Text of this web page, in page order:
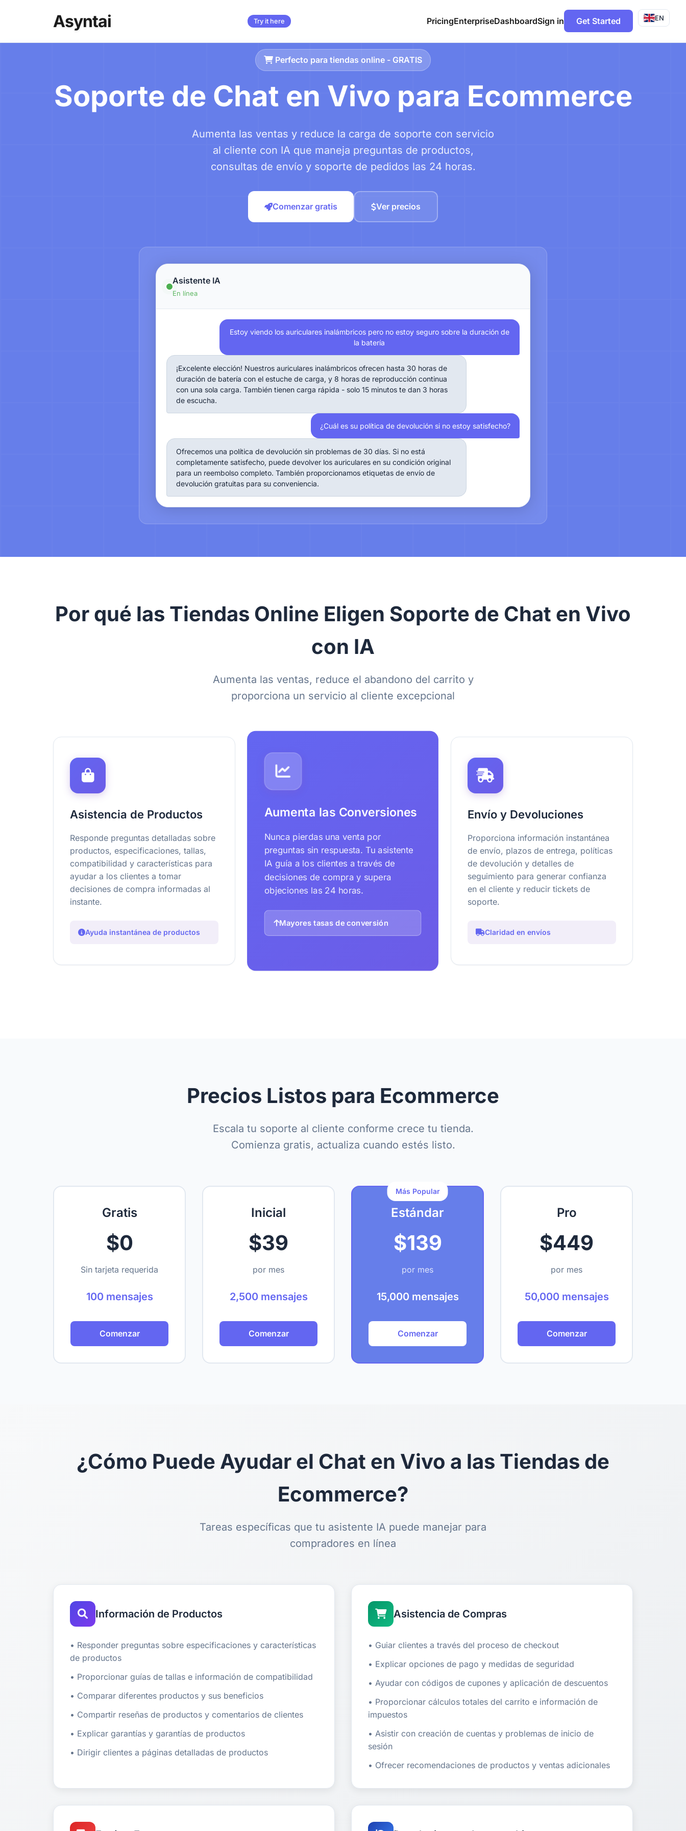
Asyntai Try it here PricingEnterpriseDashboardSign in Get Started EN
Perfecto para tiendas online - GRATIS
Soporte de Chat en Vivo para Ecommerce
Aumenta las ventas y reduce la carga de soporte con servicio
al cliente con IA que maneja preguntas de productos,
consultas de envío y soporte de pedidos las 24 horas.
Comenzar gratis Ver precios
Asistente IA
En línea
Estoy viendo los auriculares inalámbricos pero no estoy seguro sobre la duración de
la batería
¡Excelente elección! Nuestros auriculares inalámbricos ofrecen hasta 30 horas de
duración de batería con el estuche de carga, y 8 horas de reproducción continua
con una sola carga. También tienen carga rápida - solo 15 minutos te dan 3 horas
de escucha.
¿Cuál es su política de devolución si no estoy satisfecho?
Ofrecemos una política de devolución sin problemas de 30 días. Si no está
completamente satisfecho, puede devolver los auriculares en su condición original
para un reembolso completo. También proporcionamos etiquetas de envío de
devolución gratuitas para su conveniencia.
Por qué las Tiendas Online Eligen Soporte de Chat en Vivo
con IA
Aumenta las ventas, reduce el abandono del carrito y
proporciona un servicio al cliente excepcional
Asistencia de Productos
Responde preguntas detalladas sobre
productos, especificaciones, tallas,
compatibilidad y características para
ayudar a los clientes a tomar
decisiones de compra informadas al
instante.
Ayuda instantánea de productos
Aumenta las Conversiones
Nunca pierdas una venta por
preguntas sin respuesta. Tu asistente
IA guía a los clientes a través de
decisiones de compra y supera
objeciones las 24 horas.
Mayores tasas de conversión
Envío y Devoluciones
Proporciona información instantánea
de envío, plazos de entrega, políticas
de devolución y detalles de
seguimiento para generar confianza
en el cliente y reducir tickets de
soporte.
Claridad en envíos
Precios Listos para Ecommerce
Escala tu soporte al cliente conforme crece tu tienda.
Comienza gratis, actualiza cuando estés listo.
Gratis
$0
Sin tarjeta requerida
100 mensajes
Comenzar
Inicial
$39
por mes
2,500 mensajes
Comenzar
Más Popular
Estándar
$139
por mes
15,000 mensajes
Comenzar
Pro
$449
por mes
50,000 mensajes
Comenzar
¿Cómo Puede Ayudar el Chat en Vivo a las Tiendas de
Ecommerce?
Tareas específicas que tu asistente IA puede manejar para
compradores en línea
Información de Productos
• Responder preguntas sobre especificaciones y características
de productos
• Proporcionar guías de tallas e información de compatibilidad
• Comparar diferentes productos y sus beneficios
• Compartir reseñas de productos y comentarios de clientes
• Explicar garantías y garantías de productos
• Dirigir clientes a páginas detalladas de productos
Asistencia de Compras
• Guiar clientes a través del proceso de checkout
• Explicar opciones de pago y medidas de seguridad
• Ayudar con códigos de cupones y aplicación de descuentos
• Proporcionar cálculos totales del carrito e información de
impuestos
• Asistir con creación de cuentas y problemas de inicio de
sesión
• Ofrecer recomendaciones de productos y ventas adicionales